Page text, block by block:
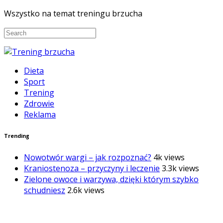
Wszystko na temat treningu brzucha
Dieta
Sport
Trening
Zdrowie
Reklama
Trending
Nowotwór wargi – jak rozpoznać? 4k views
Kraniostenoza – przyczyny i leczenie 3.3k views
Zielone owoce i warzywa, dzięki którym szybko
schudniesz 2.6k views